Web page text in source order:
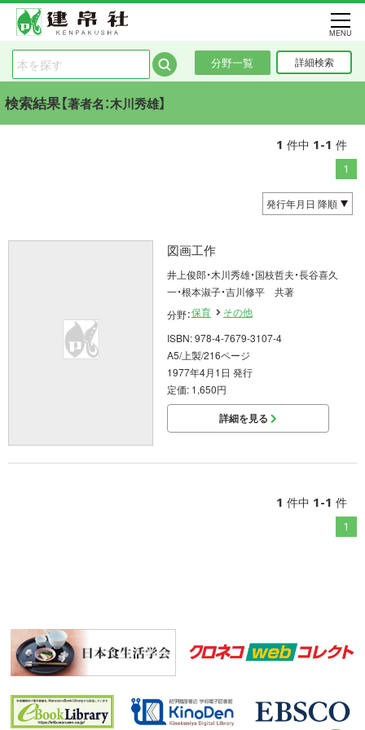
分野一覧 詳細検索
MENU
検索結果【著者名：木川秀雄】
1 件中 1-1 件
1
図画工作
井上俊郎・木川秀雄・国枝哲夫・長谷喜久
一・根本淑子・吉川修平 共著
分野：保育
その他
ISBN: 978-4-7679-3107-4
A5/上製/216ページ
1977年4月1日 発行
定価: 1,650円
詳細を見る
1 件中 1-1 件
1